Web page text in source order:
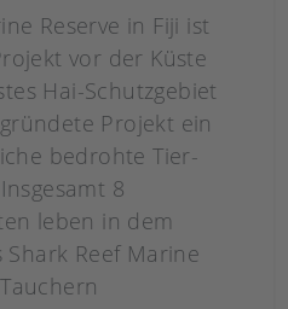
Reserve in Fiji ist
vor der Küste
Hai-Schutzgebiet
Projekt ein
bedrohte Tier-
8
leben in dem
Shark Reef Marine